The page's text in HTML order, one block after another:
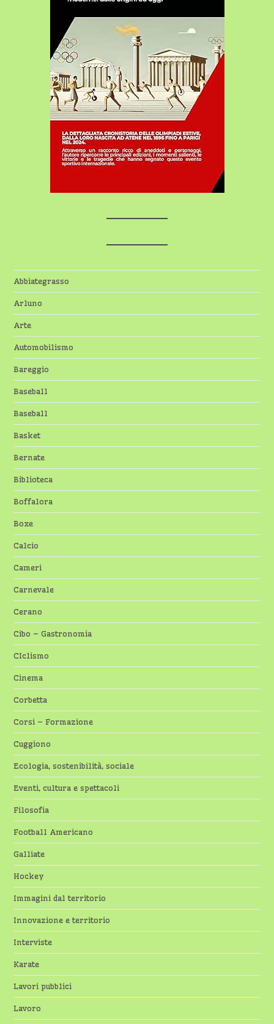
Abbiategrasso
Arluno
Arte
Automobilismo
Bareggio
Baseball
Baseball
Basket
Bernate
Biblioteca
Boffalora
Boxe
Calcio
Cameri
Carnevale
Cerano
Cibo – Gastronomia
CIclismo
Cinema
Corbetta
Corsi – Formazione
Cuggiono
Ecologia, sostenibilità, sociale
Eventi, cultura e spettacoli
Filosofia
Football Americano
Galliate
Hockey
Immagini dal territorio
Innovazione e territorio
Interviste
Karate
Lavori pubblici
Lavoro